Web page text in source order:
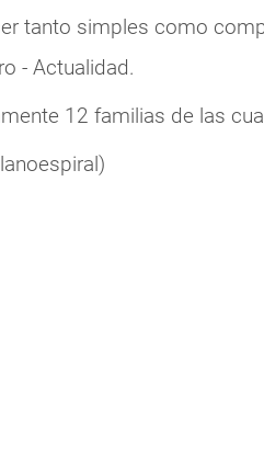
tanto simples como
- Actualidad.
12 familias de las